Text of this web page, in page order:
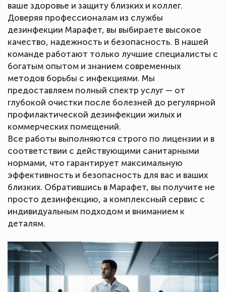
ваше здоровье и защиту близких и коллег.
Доверяя профессионалам из службы
дезинфекции Марафет, вы выбираете высокое
качество, надежность и безопасность. В нашей
команде работают только лучшие специалисты с
богатым опытом и знанием современных
методов борьбы с инфекциями. Мы
предоставляем полный спектр услуг — от
глубокой очистки после болезней до регулярной
профилактической дезинфекции жилых и
коммерческих помещений.
Все работы выполняются строго по лицензии и в
соответствии с действующими санитарными
нормами, что гарантирует максимальную
эффективность и безопасность для вас и ваших
близких. Обратившись в Марафет, вы получите не
просто дезинфекцию, а комплексный сервис с
индивидуальным подходом и вниманием к
деталям.